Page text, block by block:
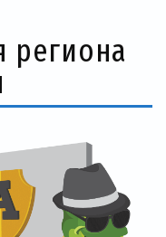
региона